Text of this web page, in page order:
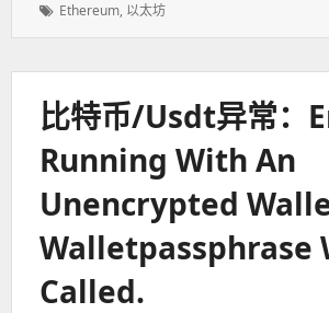
于：
标
Ethereum, 以太坊
比特币/usdt异常：
Running With An
Unencrypted
Walletpassphrase
Called.